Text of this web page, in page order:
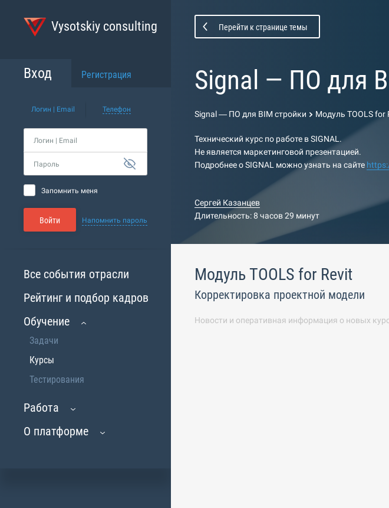
Vysotskiy consulting
Вход Регистрация
Логин | Email Телефон
Логин | Email
Пароль
Запомнить меня
Войти Напомнить пароль
Все события отрасли
Рейтинг и подбор кадров
Обучение
Задачи
Курсы
Тестирования
Работа
О платформе
Перейти к странице темы
Signal — ПО для
Signal — ПО для BIM стройки Модуль TOOLS for
Технический курс по работе в SIGNAL.
Не является маркетинговой презентацией.
Подробнее о SIGNAL можно узнать на сайте
Сергей Казанцев
Длительность: 8 часов 29 минут
Модуль TOOLS for Revit
Корректировка проектной модели
Новости и оперативная информация о новых